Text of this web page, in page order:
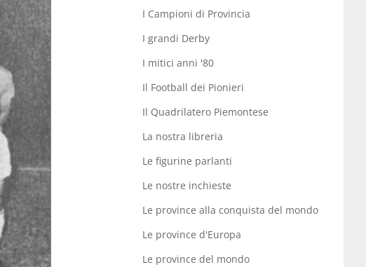
I Campioni di Provincia
I grandi Derby
I mitici anni '80
Il Football dei Pionieri
Il Quadrilatero Piemontese
La nostra libreria
Le figurine parlanti
Le nostre inchieste
Le province alla conquista del mondo
Le province d'Europa
Le province del mondo